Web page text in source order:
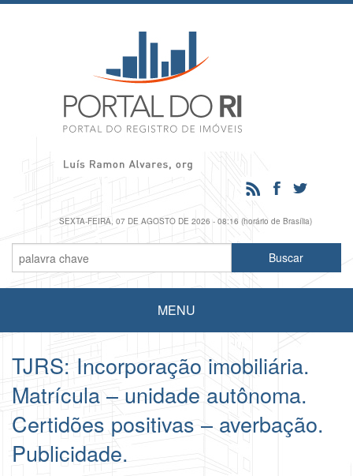
SEXTA-FEIRA, 07 DE AGOSTO DE 2026 - 08:16 (horário de Brasília)
MENU
TJRS: Incorporação imobiliária.
Matrícula – unidade autônoma.
Certidões positivas – averbação.
Publicidade.